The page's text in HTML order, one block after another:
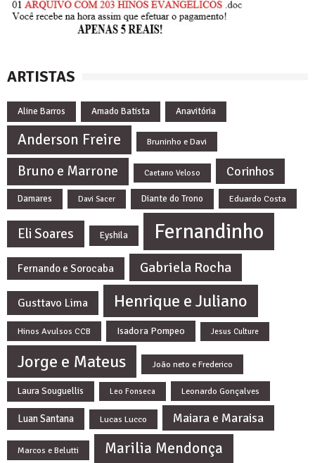
ARTISTAS
Aline Barros Amado Batista Anavitória
Anderson Freire Bruninho e Davi
Bruno e Marrone Caetano Veloso Corinhos
Damares Davi Sacer Diante do Trono Eduardo Costa
Eli Soares Eyshila Fernandinho
Fernando e Sorocaba Gabriela Rocha
Gusttavo Lima Henrique e Juliano
Hinos Avulsos CCB Isadora Pompeo Jesus Culture
Jorge e Mateus João neto e Frederico
Laura Souguellis Leo Fonseca Leonardo Gonçalves
Luan Santana Lucas Lucco Maiara e Maraisa
Marcos e Belutti Marilia Mendonça